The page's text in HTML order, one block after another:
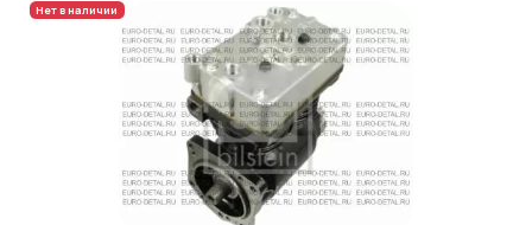
Нет в наличии